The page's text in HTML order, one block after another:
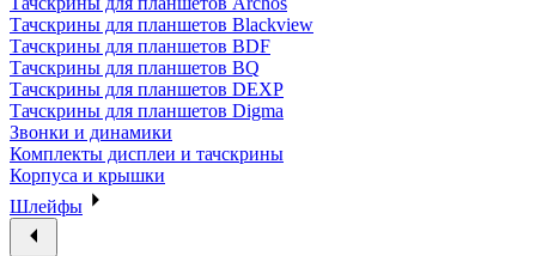
Тачскрины для планшетов Blackview
Тачскрины для планшетов BDF
Тачскрины для планшетов BQ
Тачскрины для планшетов DEXP
Тачскрины для планшетов Digma
Звонки и динамики
Комплекты дисплеи и тачскрины
Корпуса и крышки
Шлейфы